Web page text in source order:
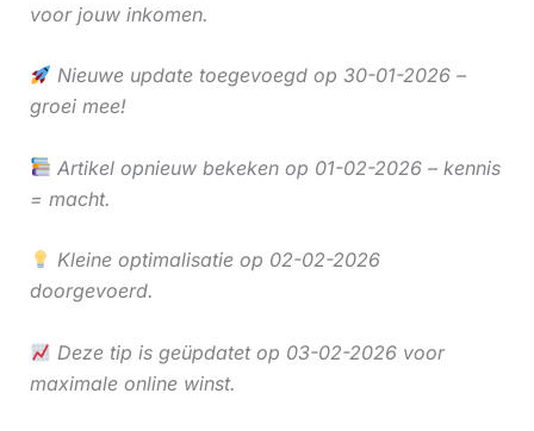
voor jouw inkomen.
Nieuwe update toegevoegd op 30-01-2026 –
groei mee!
Artikel opnieuw bekeken op 01-02-2026 – kennis
= macht.
Kleine optimalisatie op 02-02-2026
doorgevoerd.
Deze tip is geüpdatet op 03-02-2026 voor
maximale online winst.